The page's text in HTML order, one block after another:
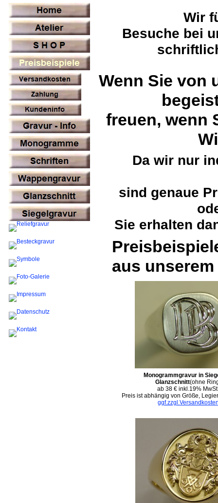
Wir
Besuche bei
Wenn Sie von
freuen, wenn
Da wir nur
sind genaue
Sie erhalten
aus
Monogrammgravur in
Glanzschnitt(ohne
ab 38 € inkl.19%
Preis ist abhängig von Größe,